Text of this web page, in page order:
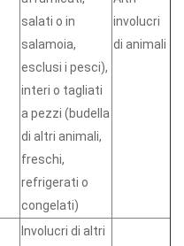
salati o in
salamoia,
esclusi i pesci),
interi o tagliati
a pezzi (budella
di altri animali,
freschi,
refrigerati o
congelati)
involucri
di animali
Involucri di altri